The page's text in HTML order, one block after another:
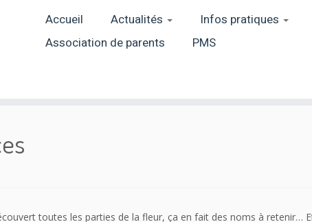
Accueil Actualités Infos pratiques
Association de parents
PMS
toutes les parties de la fleur, ça en fait des noms à retenir…